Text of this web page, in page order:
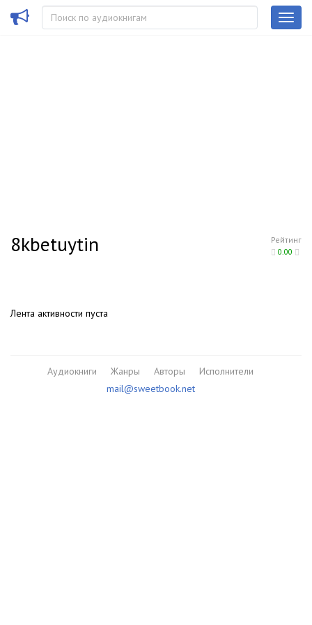
Рейтинг
0.00
8kbetuytin
Лента активности пуста
Аудиокниги Жанры Авторы
Исполнители
mail@sweetbook.net